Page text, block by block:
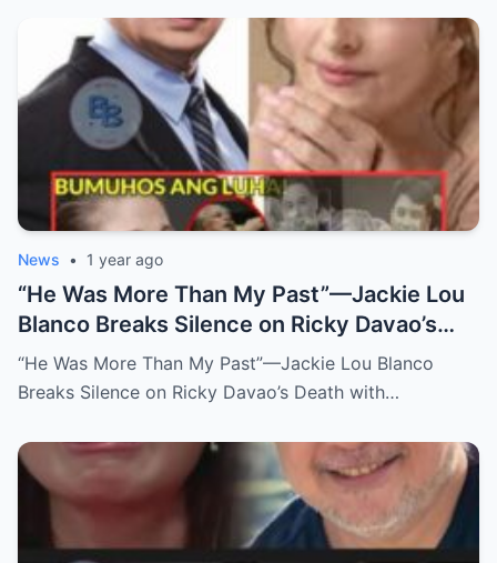
News • 1 year ago
“He Was More Than My Past”—Jackie Lou
Blanco Breaks Silence on Ricky Davao’s
Death with Heartfelt Farewell
“He Was More Than My Past”—Jackie Lou Blanco
Breaks Silence on Ricky Davao’s Death with…